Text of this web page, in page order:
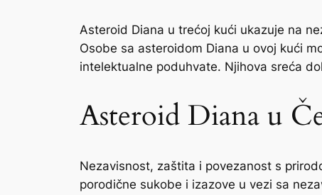
Asteroid Diana u trećoj kući ukazuje na
Osobe sa asteroidom Diana u ovoj kući
intelektualne poduhvate. Njihova sreća
Asteroid Diana u
Nezavisnost, zaštita i povezanost s
porodične sukobe i izazove u vezi sa